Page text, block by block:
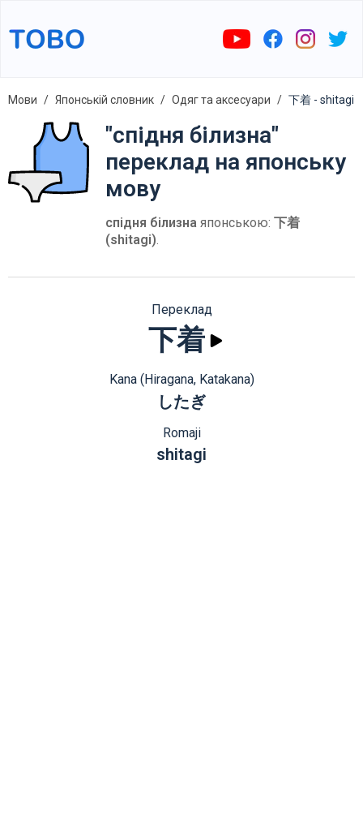
Мови Японській словник Одяг та аксесуари 下着 - shitagi
"спідня білизна"
переклад на японську
мову
спідня білизна японською: 下着
(shitagi).
Переклад
下着
Kana (Hiragana, Katakana)
したぎ
Romaji
shitagi